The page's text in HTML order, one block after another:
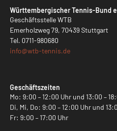
Württembergischer Tennis-Bund
Geschäftsstelle WTB
Emerholzweg 79, 70439 Stuttgart
Tel. 0711-980680
info@wtb-tennis.de
Geschäftszeiten
Mo: 9:00 – 12:00 Uhr und 13:00 –
Di, Mi, Do: 9:00 – 12:00 Uhr und
Fr: 9:00 – 17:00 Uhr